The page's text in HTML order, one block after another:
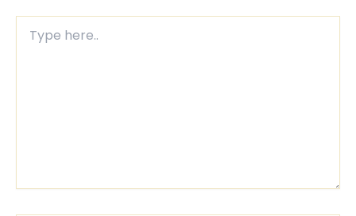
here..